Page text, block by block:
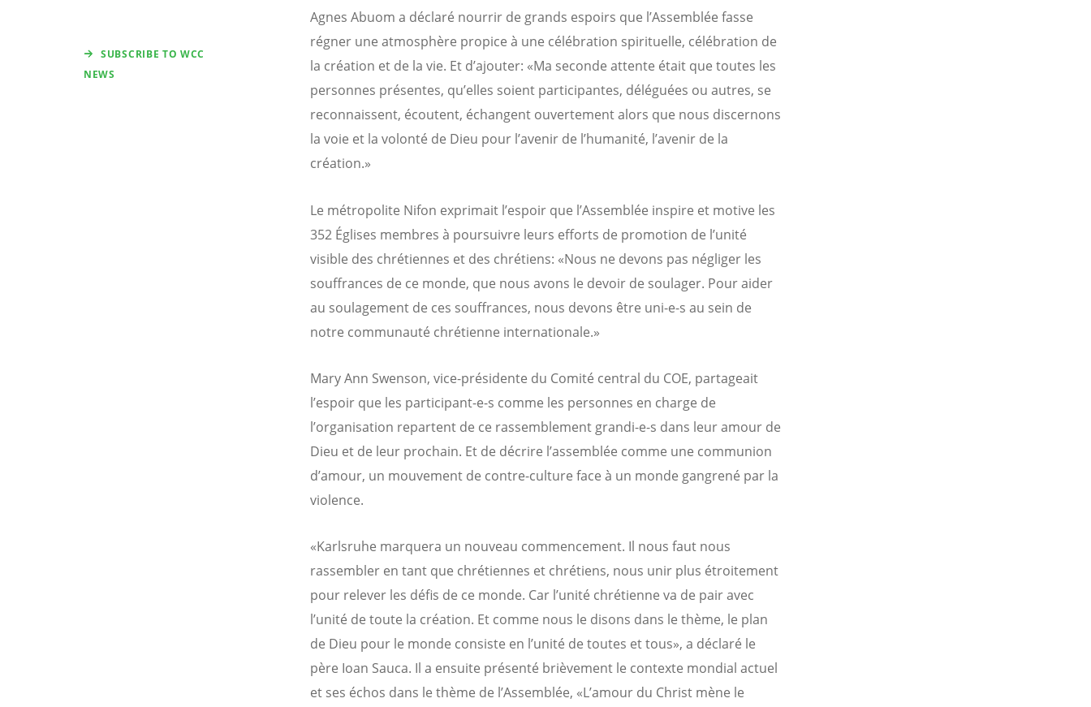
SUBSCRIBE TO WCC
NEWS
Agnes Abuom a déclaré nourrir de grands espoirs que l’Assemblée fasse
régner une atmosphère propice à une célébration spirituelle, célébration de
la création et de la vie. Et d’ajouter: «Ma seconde attente était que toutes les
personnes présentes, qu’elles soient participantes, déléguées ou autres, se
reconnaissent, écoutent, échangent ouvertement alors que nous discernons
la voie et la volonté de Dieu pour l’avenir de l’humanité, l’avenir de la
création.»
Le métropolite Nifon exprimait l’espoir que l’Assemblée inspire et motive les
352 Églises membres à poursuivre leurs efforts de promotion de l’unité
visible des chrétiennes et des chrétiens: «Nous ne devons pas négliger les
souffrances de ce monde, que nous avons le devoir de soulager. Pour aider
au soulagement de ces souffrances, nous devons être uni-e-s au sein de
notre communauté chrétienne internationale.»
Mary Ann Swenson, vice-présidente du Comité central du COE, partageait
l’espoir que les participant-e-s comme les personnes en charge de
l’organisation repartent de ce rassemblement grandi-e-s dans leur amour de
Dieu et de leur prochain. Et de décrire l’assemblée comme une communion
d’amour, un mouvement de contre-culture face à un monde gangrené par la
violence.
«Karlsruhe marquera un nouveau commencement. Il nous faut nous
rassembler en tant que chrétiennes et chrétiens, nous unir plus étroitement
pour relever les défis de ce monde. Car l’unité chrétienne va de pair avec
l’unité de toute la création. Et comme nous le disons dans le thème, le plan
de Dieu pour le monde consiste en l’unité de toutes et tous», a déclaré le
père Ioan Sauca. Il a ensuite présenté brièvement le contexte mondial actuel
et ses échos dans le thème de l’Assemblée, «L’amour du Christ mène le